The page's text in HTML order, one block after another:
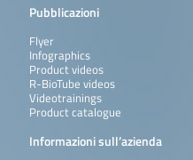
Pubblicazioni
Flyer
Infographics
Product videos
R-BioTube videos
Videotrainings
Product catalogue
Informazioni sull’azienda